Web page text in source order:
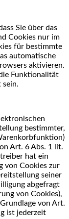
Sie über das
Cookies nur im
für bestimmte
automatische
aktivieren.
Funktionalität
sein.
bestimmter,
Art. 6 Abs. 1 lit.
hat ein
von Cookies zur
seiner
abgefragt
von Cookies),
von Art.
ist jederzeit